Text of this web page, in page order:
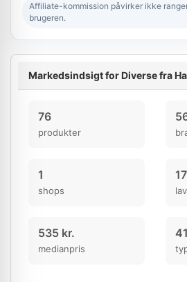
Affiliate-kommission påvirker ikke
brugeren.
Markedsindsigt for Diverse fra
76
produkter
1
shops
535 kr.
medianpris